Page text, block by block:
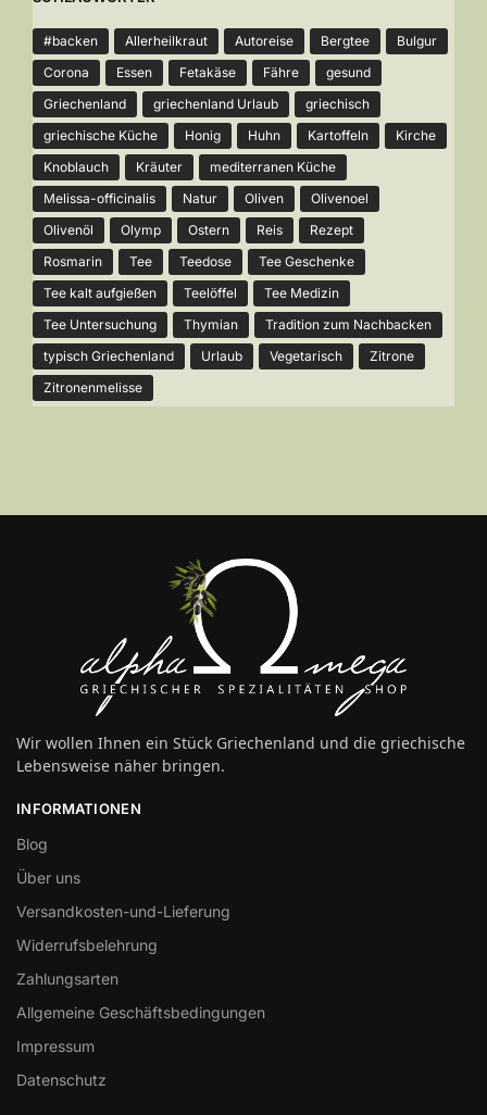
#backen Allerheilkraut Autoreise Bergtee
Bulgur
Corona
Essen Fetakäse Fähre
gesund
Griechenland
griechenland Urlaub
griechisch
griechische Küche
Honig Huhn Kartoffeln
Kirche
Knoblauch
Kräuter
mediterranen Küche
Melissa-officinalis
Natur Oliven
Olivenoel
Olivenöl
Olymp Ostern Reis
Rezept
Rosmarin
Tee Teedose
Tee Geschenke
Tee kalt aufgießen
Teelöffel
Tee Medizin
Tee Untersuchung
Thymian
Tradition zum Nachbacken
typisch Griechenland
Urlaub Vegetarisch
Zitrone
Zitronenmelisse
Wir wollen Ihnen ein Stück Griechenland und die griechische
Lebensweise näher bringen.
INFORMATIONEN
Blog
Über uns
Versandkosten-und-Lieferung
Widerrufsbelehrung
Zahlungsarten
Allgemeine Geschäftsbedingungen
Impressum
Datenschutz